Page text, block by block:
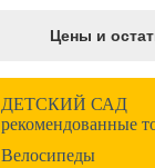
Цены и
ДЕТСКИЙ САД
рекомендованные
Велосипеды